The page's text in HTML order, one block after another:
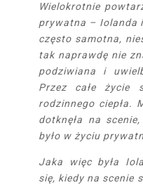
Wielokrotnie
prywatna – Iolanda
często samotna,
tak naprawdę nie
podziwiana i
Przez całe życie
rodzinnego ciepła.
dotknęła na
było w życiu
Jaka więc była
się, kiedy na scenie